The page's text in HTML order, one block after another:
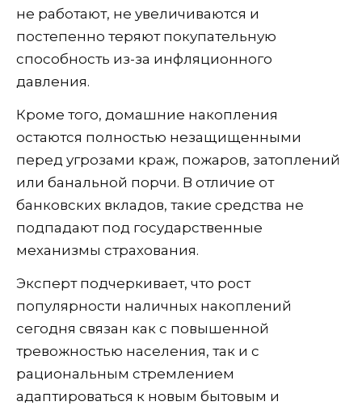
не работают, не увеличиваются и
постепенно теряют покупательную
способность из-за инфляционного
давления.
Кроме того, домашние накопления
остаются полностью незащищенными
перед угрозами краж, пожаров, затоплений
или банальной порчи. В отличие от
банковских вкладов, такие средства не
подпадают под государственные
механизмы страхования.
Эксперт подчеркивает, что рост
популярности наличных накоплений
сегодня связан как с повышенной
тревожностью населения, так и с
рациональным стремлением
адаптироваться к новым бытовым и